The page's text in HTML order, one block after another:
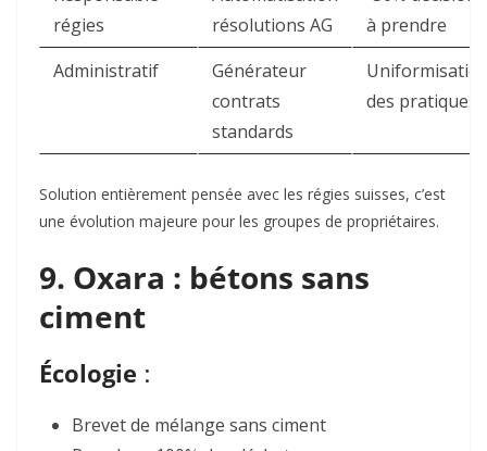
régies
résolutions AG
à prendre
Administratif
Générateur
contrats
standards
des pratiques
Solution entièrement pensée avec les régies suisses, c’est
une évolution majeure pour les groupes de propriétaires.
9. Oxara : bétons sans
ciment
Écologie :
Brevet de mélange sans ciment